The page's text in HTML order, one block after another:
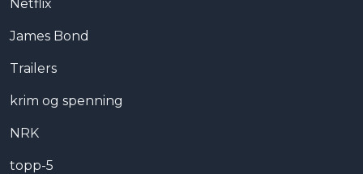
Netflix
James Bond
Trailers
krim og spenning
NRK
topp-5